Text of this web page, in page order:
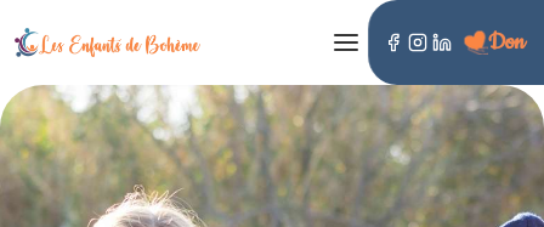
Don
LES ENFANTS DE BOHÈME